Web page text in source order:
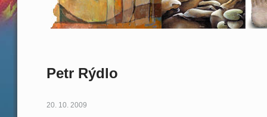
Petr Rýdlo
20. 10. 2009